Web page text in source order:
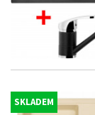
SKLADEM